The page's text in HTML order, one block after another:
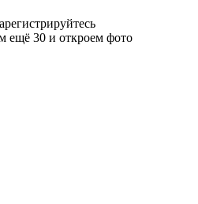
ещё 30 и откроем фото